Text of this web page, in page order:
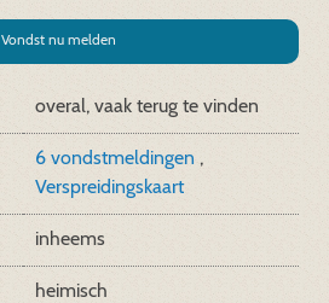
Vondst nu melden
overal, vaak terug te vinden
6 vondstmeldingen ,
Verspreidingskaart
inheems
heimisch